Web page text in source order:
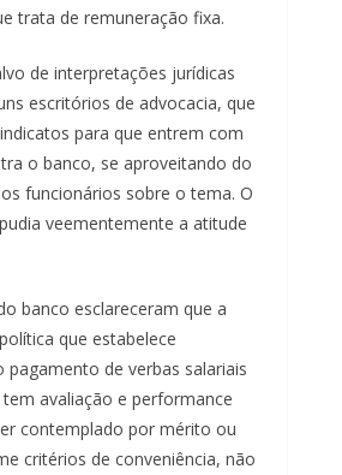
trata de remuneração fixa.
de interpretações jurídicas
escritórios de advocacia, que
para que entrem com
o banco, se aproveitando do
funcionários sobre o tema. O
veementemente a atitude
banco esclareceram que a
que estabelece
de verbas salariais
avaliação e performance
contemplado por mérito ou
critérios de conveniência, não